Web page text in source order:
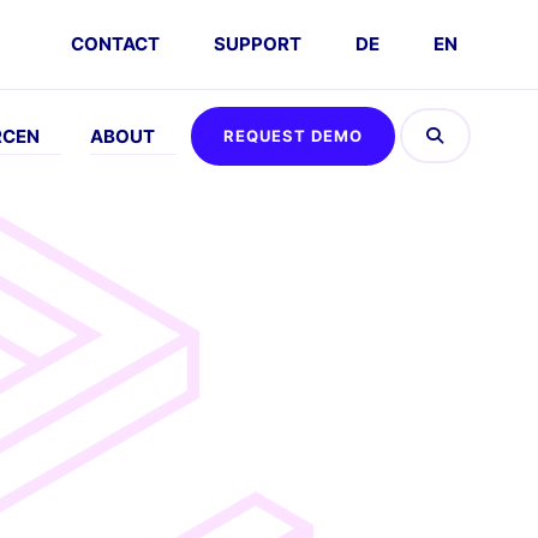
CONTACT SUPPORT DE EN
Demo
ABOUT
ABOUT
Company
Karriere
Partner
REQUEST DEMO